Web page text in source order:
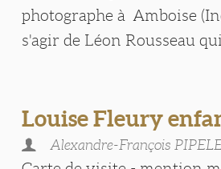
photographe à Amboise
s'agir de Léon Rousseau
Louise Fleury
Alexandre-François